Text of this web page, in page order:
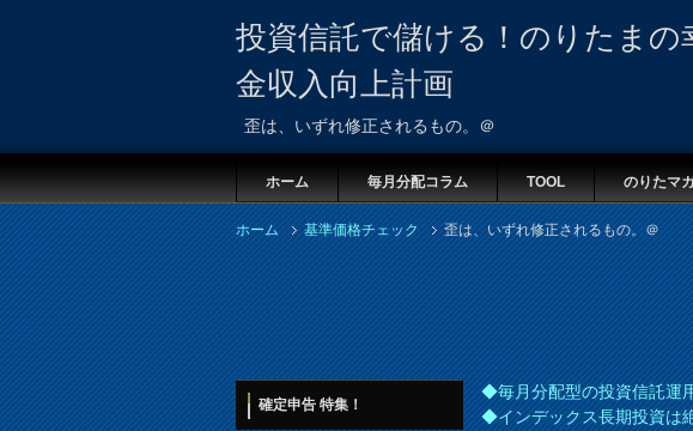
投資信託で儲ける！のりたまの
金収入向上計画
歪は、いずれ修正されるもの。＠
ホーム 毎月分配コラム TOOL のりたマ
ホーム 基準価格チェック 歪は、いずれ修正されるもの。＠
◆毎月分配型の投資信託運
◆インデックス長期投資は
確定申告 特集！